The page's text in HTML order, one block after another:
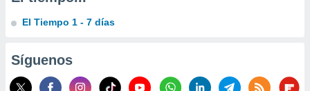
de
de
de
El Tiempo 1 - 7 días
Síguenos